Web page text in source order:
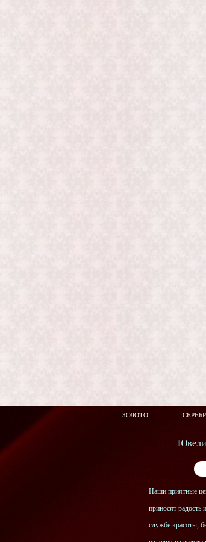
ЗОЛОТО
Наши приятные
приносят радость
службе красоты,